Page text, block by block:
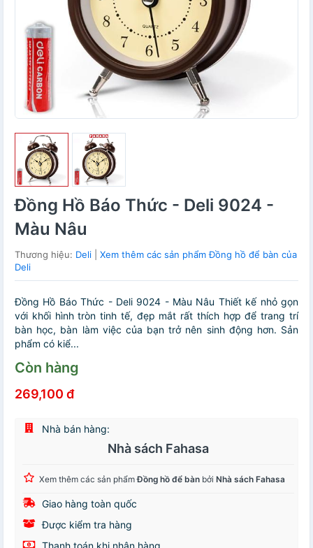
Đồng Hồ Báo Thức - Deli 9024 -
Màu Nâu
Thương hiệu: Deli
Xem thêm các sản phẩm Đồng hồ để bàn của
Deli
Đồng Hồ Báo Thức - Deli 9024 - Màu Nâu Thiết kế nhỏ gọn
với khối hình tròn tinh tế, đẹp mắt rất thích hợp để trang trí
bàn học, bàn làm việc của bạn trở nên sinh động hơn. Sản
phẩm có kiể...
Còn hàng
269,100 đ
Nhà bán hàng:
Nhà sách Fahasa
Xem thêm các sản phẩmĐồng hồ để bàn bởi Nhà sách Fahasa
Giao hàng toàn quốc
Được kiểm tra hàng